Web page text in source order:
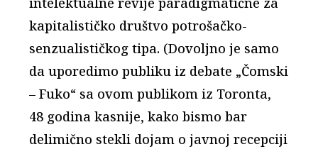
kapitalističko društvo potrošačko-
senzualističkog tipa. (Dovoljno je samo
da uporedimo publiku iz debate „Čomski
– Fuko“ sa ovom publikom iz Toronta,
48 godina kasnije, kako bismo bar
delimično stekli dojam o javnoj recepciji